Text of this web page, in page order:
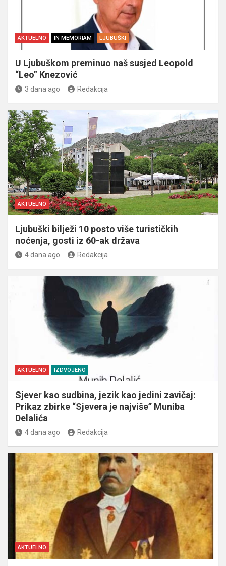
AKTUELNO IN MEMORIAM LJUBUŠKI
U Ljubuškom preminuo naš susjed Leopold
“Leo” Knezović
3 dana ago Redakcija
AKTUELNO
Ljubuški bilježi 10 posto više turističkih
noćenja, gosti iz 60-ak država
4 dana ago Redakcija
AKTUELNO IZDVOJENO
Sjever kao sudbina, jezik kao jedini zavičaj:
Prikaz zbirke “Sjevera je najviše” Muniba
Delalića
4 dana ago Redakcija
AKTUELNO